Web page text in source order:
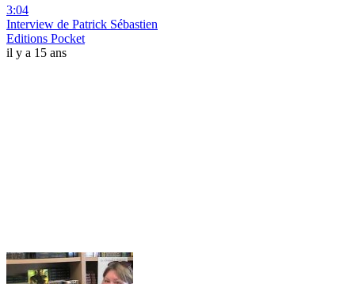
3:04
Interview de Patrick Sébastien
Editions Pocket
il y a 15 ans